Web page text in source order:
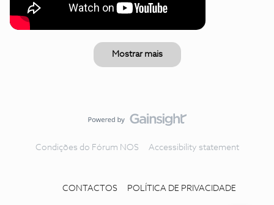
Mostrar mais
Condições do Fórum NOS Accessibility statement
CONTACTOS POLÍTICA DE PRIVACIDADE